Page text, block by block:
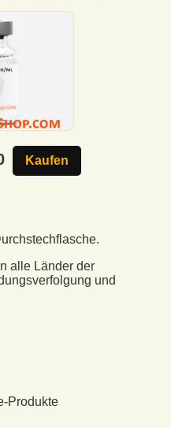
Kaufen
alle Länder der
und
Produkte